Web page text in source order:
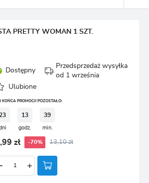
PRETTY WOMAN 1 SZT.
Dostępny
Przedsprzedaż wysyłka
od 1 września
Ulubione
KOŃCA PROMOCJI POZOSTAŁO:
23 13
godz.
39
min.
zł -70% 13,10 zł